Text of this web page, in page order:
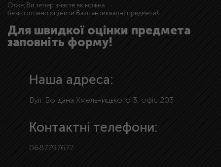
Отже, Ви тепер знаєте як можна
безкоштовно оцінити Ваші антикварні предмети!
Для швидкої оцінки предмета
заповніть форму!
Наша адреса:
Вул. Богдана Хмельницького 3, офіс 203
Контактні телефони:
0687797677